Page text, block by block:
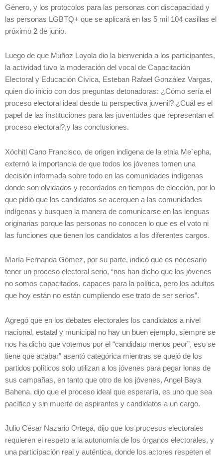
Género, y los protocolos para las personas con discapacidad y
las personas LGBTQ+ que se aplicará en las 5 mil 104 casillas el
próximo 2 de junio.
Luego de que Muñoz Loyola dio la bienvenida a los participantes,
la actividad tuvo la moderación del vocal de Capacitación
Electoral y Educación Cívica, Esteban Rafael González Vargas,
quien dio inicio con dos preguntas detonadoras: ¿Cómo sería el
proceso electoral ideal desde tu perspectiva juvenil? ¿Cuál es el
papel de las instituciones para las juventudes que representan el
proceso electoral?,y las conclusiones.
Xóchitl Cano Francisco, de origen indígena de la etnia Me´epha,
externó la importancia de que todos los jóvenes tomen una
decisión informada sobre todo en las comunidades indígenas
donde son olvidados y recordados en tiempos de elección, por lo
que pidió que los candidatos se acerquen a las comunidades
indígenas y busquen la manera de comunicarse en las lenguas
originarias porque las personas no conocen lo que es el voto ni
las funciones que tienen los candidatos a los diferentes cargos.
María Fernanda Gómez, por su parte, indicó que es necesario
tener un proceso electoral serio, “nos han dicho que los jóvenes
no somos capacitados, capaces para la política, pero los adultos
que hoy están no están cumpliendo ese trato de ser serios”.
Agregó que en los debates electorales los candidatos a nivel
nacional, estatal y municipal no hay un buen ejemplo, siempre se
nos ha dicho que votemos por el “candidato menos peor”, eso se
tiene que acabar” asentó categórica mientras se quejó de los
partidos políticos solo utilizan a los jóvenes para pegar lonas de
sus campañas, en tanto que otro de los jóvenes, Angel Baya
Bahena, dijo que el proceso ideal que esperaría, es uno que sea
pacífico y sin muerte de aspirantes y candidatos a un cargo.
Julio César Nazario Ortega, dijo que los procesos electorales
requieren el respeto a la autonomía de los órganos electorales, y
una participación real y auténtica, donde los actores respeten el